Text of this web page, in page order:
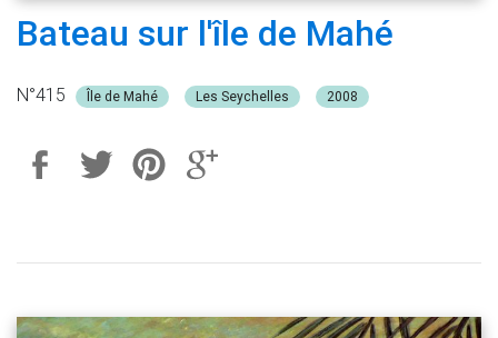
Bateau sur l'île de Mahé
N°415 Île de Mahé Les Seychelles 2008